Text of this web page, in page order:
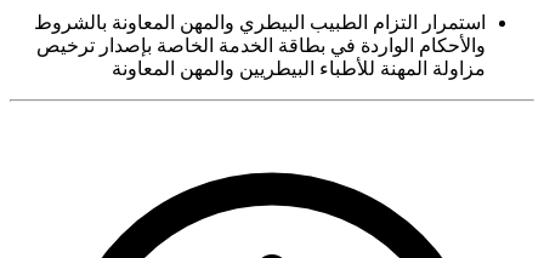
استمرار التزام الطبيب البيطري والمهن المعاونة بالشروط
والأحكام الواردة في بطاقة الخدمة الخاصة بإصدار ترخيص
مزاولة المهنة للأطباء البيطريين والمهن المعاونة